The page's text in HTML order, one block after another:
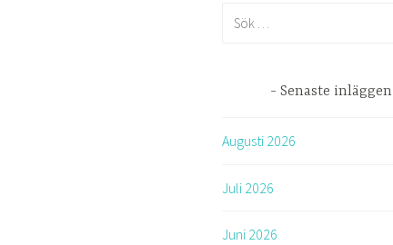
e
:
Senaste inläggen
Augusti 2026
Juli 2026
Juni 2026